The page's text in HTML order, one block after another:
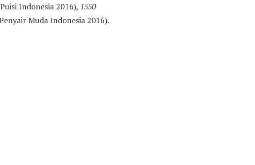
Indonesia 2016), 1550
Muda Indonesia 2016).